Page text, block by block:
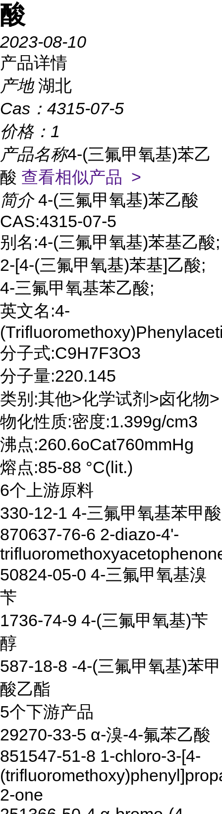
酸
2023-08-10
产品详情
产地 湖北
Cas： 4315-07-5
价格： 1
产品名称4-(三氟甲氧基)苯乙
酸 查看相似产品 >
简介 4-(三氟甲氧基)苯乙酸
CAS:4315-07-5
别名:4-(三氟甲氧基)苯基乙酸;
2-[4-(三氟甲氧基)苯基]乙酸;
4-三氟甲氧基苯乙酸;
英文名:4-
分子式:C9H7F3O3
分子量:220.145
类别:其他>化学试剂>卤化物>
物化性质:密度:1.399g/cm3
沸点:260.6oCat760mmHg
熔点:85-88 °C(lit.)
6个上游原料
330-12-1 4-三氟甲氧基苯甲酸
870637-76-6 2-diazo-4'-
50824-05-0 4-三氟甲氧基溴
苄
1736-74-9 4-(三氟甲氧基)苄
醇
587-18-8 -4-(三氟甲氧基)苯甲
酸乙酯
5个下游产品
29270-33-5 α-溴-4-氟苯乙酸
851547-51-8 1-chloro-3-[4-
2-one